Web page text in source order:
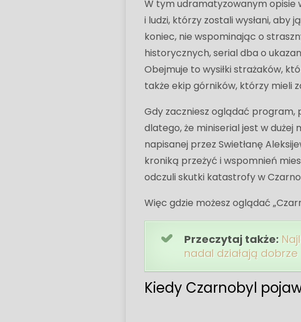
W tym udramatyzowanym opisie
i ludzi, którzy zostali wysłani, aby
koniec, nie wspominając o
historycznych, serial dba o
Obejmuje to wysiłki strażaków,
także ekip górników, którzy mieli
Gdy zaczniesz oglądać program,
dlatego, że miniserial jest w dużej
napisanej przez Swietłanę
kroniką przeżyć i wspomnień
odczuli skutki katastrofy w
Więc gdzie możesz oglądać
Przeczytaj także:
nadal działają dobrze
Kiedy Czarnobyl